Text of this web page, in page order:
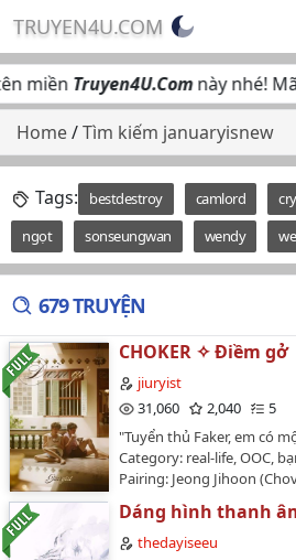
TRUYEN4U.COM
miềnTruyen4U.Comnày nhé! Mãi
Home/Tìm kiếm januaryisnew
Tags: bestdestroy camlord
ngọt
sonseungwan wendy
679 TRUYỆN
CHOKER ✧ Điềm gở
jiuryist
31,060
2,040
5
"Tuyển thủ Faker, em có
Category: real-life, OOC,
Pairing: Jeong Jihoon
Dáng hình thanh
thedayiseeu